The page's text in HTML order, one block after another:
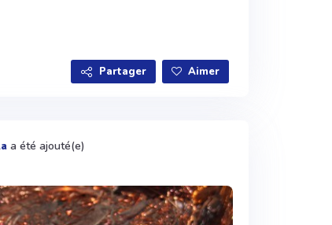
Partager Aimer
a été ajouté(e)